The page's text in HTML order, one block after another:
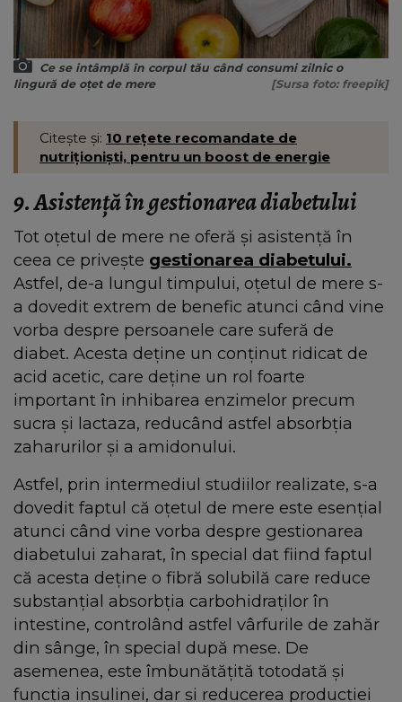
Ce se intâmplă în corpul tău când consumi zilnic o
lingură de oțet de mere
[Sursa foto: freepik]
Citește și: 10 rețete recomandate de
nutriționiști, pentru un boost de energie
9. Asistență în gestionarea diabetului
Tot oțetul de mere ne oferă și asistență în
ceea ce privește gestionarea diabetului.
Astfel, de-a lungul timpului, oțetul de mere s-
a dovedit extrem de benefic atunci când vine
vorba despre persoanele care suferă de
diabet. Acesta deține un conținut ridicat de
acid acetic, care deține un rol foarte
important în inhibarea enzimelor precum
sucra și lactaza, reducând astfel absorbția
zaharurilor și a amidonului.
Astfel, prin intermediul studiilor realizate, s-a
dovedit faptul că oțetul de mere este esențial
atunci când vine vorba despre gestionarea
diabetului zaharat, în special dat fiind faptul
că acesta deține o fibră solubilă care reduce
substanțial absorbția carbohidraților în
intestine, controlând astfel vârfurile de zahăr
din sânge, în special după mese. De
asemenea, este îmbunătățită totodată și
funcția insulinei, dar și reducerea producției